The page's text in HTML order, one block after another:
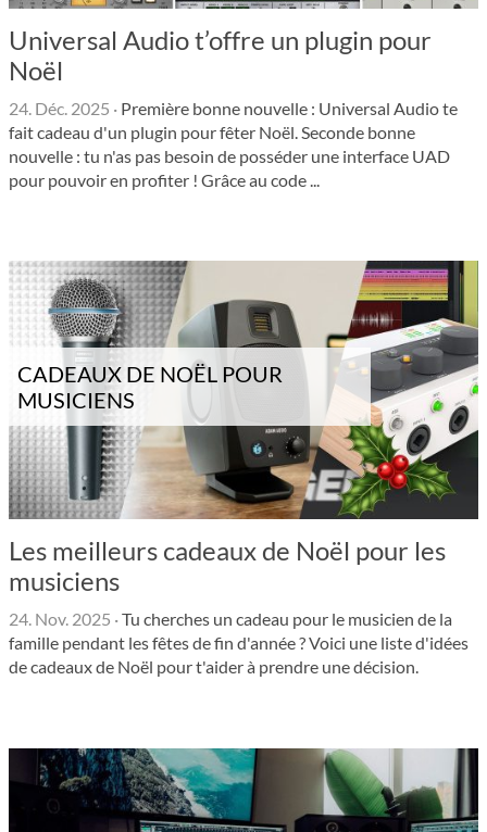
Universal Audio t’offre un plugin pour
Noël
24. Déc. 2025 · Première bonne nouvelle : Universal Audio te
fait cadeau d'un plugin pour fêter Noël. Seconde bonne
nouvelle : tu n'as pas besoin de posséder une interface UAD
pour pouvoir en profiter ! Grâce au code ...
CADEAUX DE NOËL POUR
MUSICIENS
Les meilleurs cadeaux de Noël pour les
musiciens
24. Nov. 2025 ·Tu cherches un cadeau pour le musicien de la
famille pendant les fêtes de fin d'année ? Voici une liste d'idées
de cadeaux de Noël pour t'aider à prendre une décision.